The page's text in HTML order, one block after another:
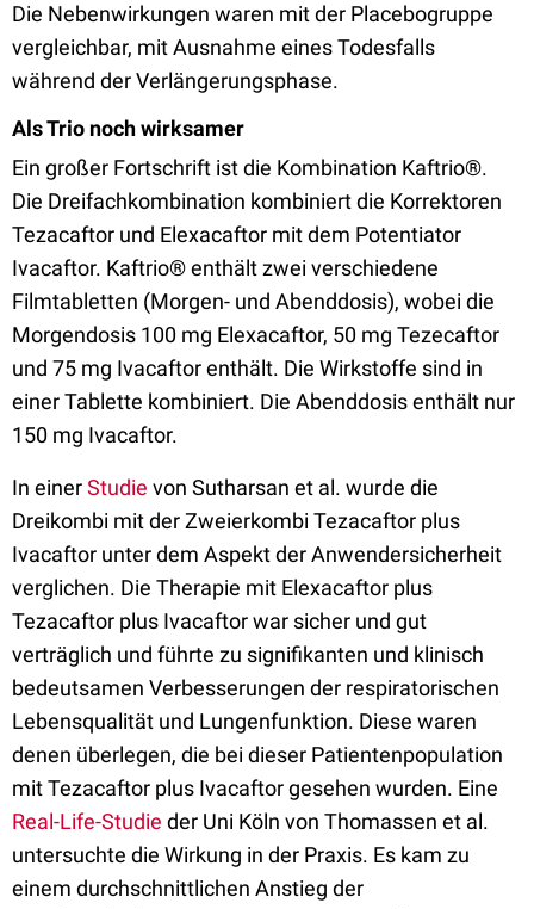
Die Nebenwirkungen waren mit der Placebogruppe
vergleichbar, mit Ausnahme eines Todesfalls
während der Verlängerungsphase.
Als Trio noch wirksamer
Ein großer Fortschrift ist die Kombination Kaftrio®.
Die Dreifachkombination kombiniert die Korrektoren
Tezacaftor und Elexacaftor mit dem Potentiator
Ivacaftor. Kaftrio® enthält zwei verschiedene
Filmtabletten (Morgen- und Abenddosis), wobei die
Morgendosis 100 mg Elexacaftor, 50 mg Tezecaftor
und 75 mg Ivacaftor enthält. Die Wirkstoffe sind in
einer Tablette kombiniert. Die Abenddosis enthält nur
150 mg Ivacaftor.
In einerStudie von Sutharsan et al. wurde die
Dreikombi mit der Zweierkombi Tezacaftor plus
Ivacaftor unter dem Aspekt der Anwendersicherheit
verglichen. Die Therapie mit Elexacaftor plus
Tezacaftor plus Ivacaftor war sicher und gut
verträglich und führte zu signifikanten und klinisch
bedeutsamen Verbesserungen der respiratorischen
Lebensqualität und Lungenfunktion. Diese waren
denen überlegen, die bei dieser Patientenpopulation
mit Tezacaftor plus Ivacaftor gesehen wurden. Eine
Real-Life-Studie der Uni Köln von Thomassen et al.
untersuchte die Wirkung in der Praxis. Es kam zu
einem durchschnittlichen Anstieg der